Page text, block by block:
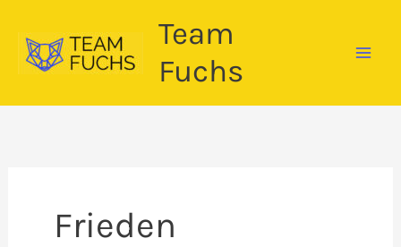
Inhalt
springen
Team
Fuchs
Frieden